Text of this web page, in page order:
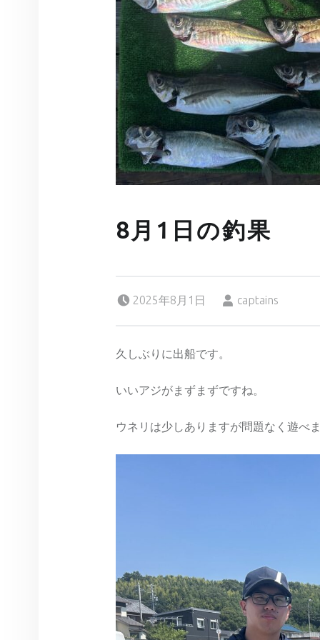
8月1日の釣果
2025年8月1日
captains
久しぶりに出船です。
いいアジがまずまずですね。
ウネリは少しありますが問題なく遊べ